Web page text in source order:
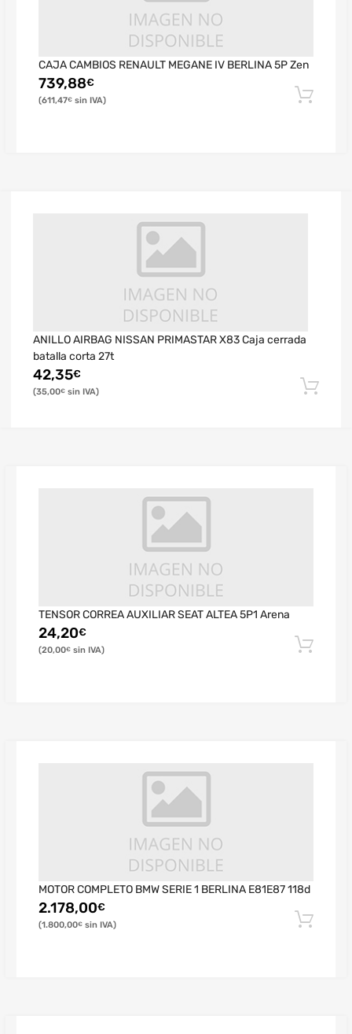
CAJA CAMBIOS RENAULT MEGANE IV BERLINA 5P Zen
739,88€
611,47€
ANILLO AIRBAG NISSAN PRIMASTAR X83 Caja cerrada
batalla corta 27t
42,35€
35,00€
TENSOR CORREA AUXILIAR SEAT ALTEA 5P1 Arena
24,20€
20,00€
MOTOR COMPLETO BMW SERIE 1 BERLINA E81E87 118d
2.178,00€
1.800,00€